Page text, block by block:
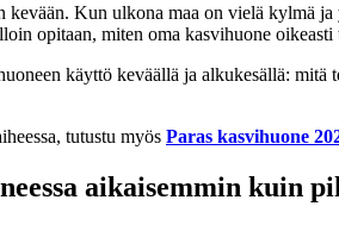
kevään. Kun ulkona maa on vielä kylmä
opitaan, miten oma kasvihuone
käyttö keväällä ja alkukesällä:
tutustu myös Paras kasvihuone
aikaisemmin kuin